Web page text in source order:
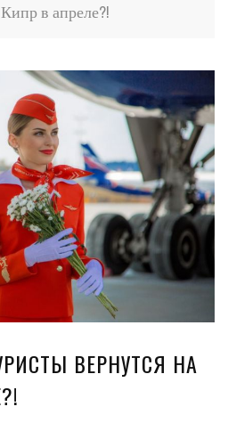
в апреле?!
ВЕРНУТСЯ НА